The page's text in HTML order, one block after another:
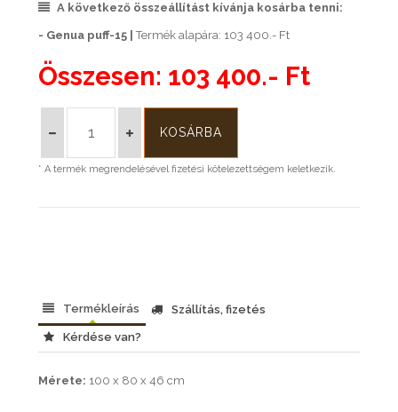
A következő összeállítást kívánja kosárba tenni:
- Genua puff-15 |Termék alapára: 103 400.- Ft
Összesen: 103 400.- Ft
* A termék megrendelésével fizetési kötelezettségem keletkezik.
Termékleírás Szállítás, fizetés
Kérdése van?
Mérete: 100 x 80 x 46 cm